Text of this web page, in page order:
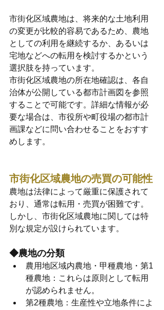
市街化区域農地は、将来的な土地利用
の変更が比較的容易であるため、農地
としての利用を継続するか、あるいは
宅地などへの転用を検討するかという
選択肢を持っています。
市街化区域農地の所在地確認は、各自
治体が公開している都市計画図を参照
することで可能です。詳細な情報が必
要な場合は、市役所や町役場の都市計
画課などに問い合わせることをおすす
めします。
市街化区域農地の売買の可能性
農地は法律によって厳重に保護されて
おり、通常は転用・売買が困難です。
しかし、市街化区域農地に関しては特
別な規定が設けられています。
◆農地の分類
農用地区域内農地・甲種農地・第1
種農地：これらは原則として転用
が認められません。
第2種農地：生産性や立地条件によ